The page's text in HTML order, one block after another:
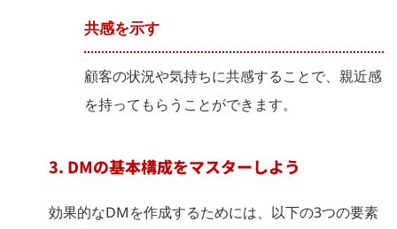
共感を示す
顧客の状況や気持ちに共感することで、親近感
を持ってもらうことができます。
3. DMの基本構成をマスターしよう
効果的なDMを作成するためには、以下の3つの要素